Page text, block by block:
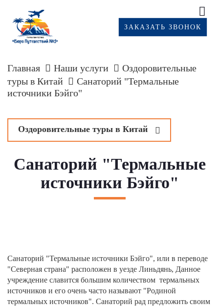
ЗАКАЗАТЬ ЗВОНОК
Главная Наши услуги
Оздоровительные
туры в Китай
Санаторий "Термальные
источники Бэйго"
Оздоровительные туры в Китай
Удалянчи
Санаторий "Термальные
источники Бэйго"
Санаторий "Термальные источники Бэйго", или в переводе
"Северная страна" расположен в уезде Линьдянь, Данное
учреждение славится большим количеством термальных
источников и его очень часто называют "Родиной
термальных источников". Санаторий рад предложить своим